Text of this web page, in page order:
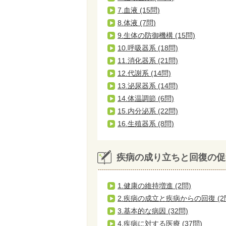
7.血液 (15問)
8.体液 (7問)
9.生体の防御機構 (15問)
10.呼吸器系 (18問)
11.消化器系 (21問)
12.代謝系 (14問)
13.泌尿器系 (14問)
14.体温調節 (6問)
15.内分泌系 (22問)
16.生殖器系 (8問)
疾病の成り立ちと回復の
1.健康の維持増進 (2問)
2.疾病の成立と疾病からの回復 (2
3.基本的な病因 (32問)
4.疾病に対する医療 (37問)